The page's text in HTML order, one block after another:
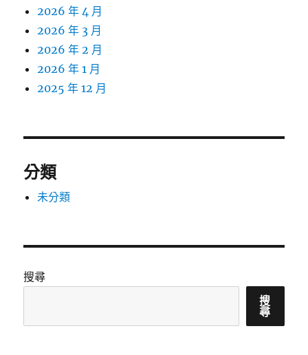
2026 年 4 月
2026 年 3 月
2026 年 2 月
2026 年 1 月
2025 年 12 月
分類
未分類
搜尋
搜
尋